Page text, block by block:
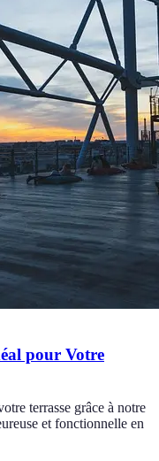
pour Votre
terrasse grâce à notre
et fonctionnelle en